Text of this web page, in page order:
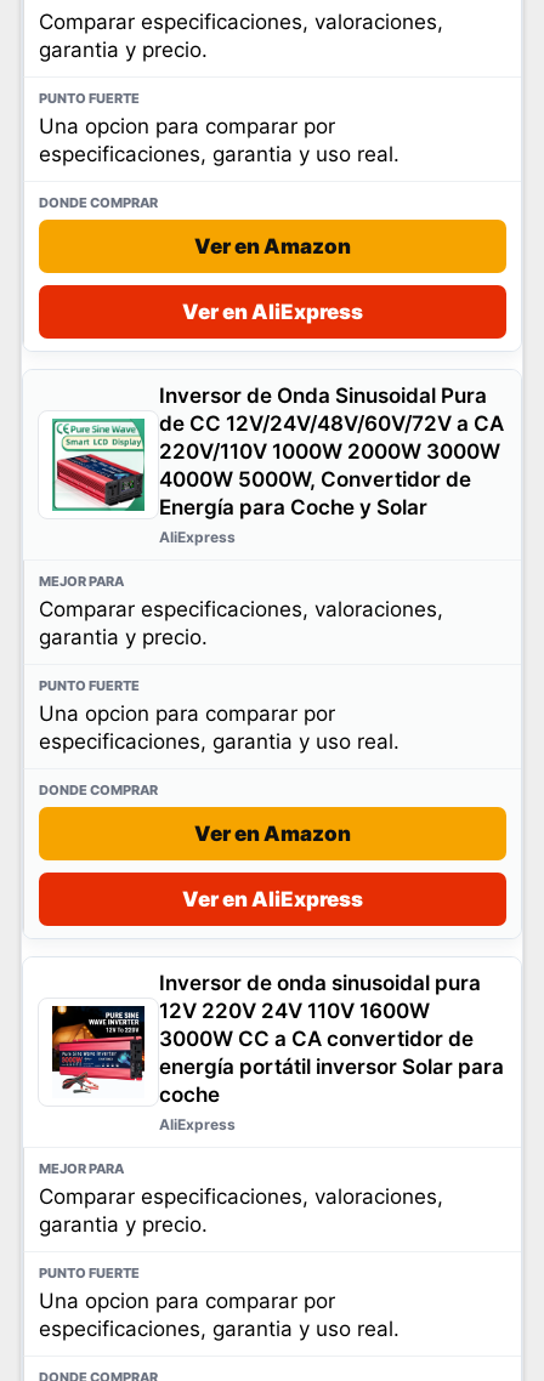
Comparar especificaciones, valoraciones,
garantia y precio.
Una opcion para comparar por
especificaciones, garantia y uso real.
Ver en Amazon
Ver en AliExpress
Inversor de Onda Sinusoidal Pura
de CC 12V/24V/48V/60V/72V a CA
220V/110V 1000W 2000W 3000W
4000W 5000W, Convertidor de
Energía para Coche y Solar
AliExpress
Comparar especificaciones, valoraciones,
garantia y precio.
Una opcion para comparar por
especificaciones, garantia y uso real.
Ver en Amazon
Ver en AliExpress
Inversor de onda sinusoidal pura
12V 220V 24V 110V 1600W
3000W CC a CA convertidor de
energía portátil inversor Solar para
coche
AliExpress
Comparar especificaciones, valoraciones,
garantia y precio.
Una opcion para comparar por
especificaciones, garantia y uso real.